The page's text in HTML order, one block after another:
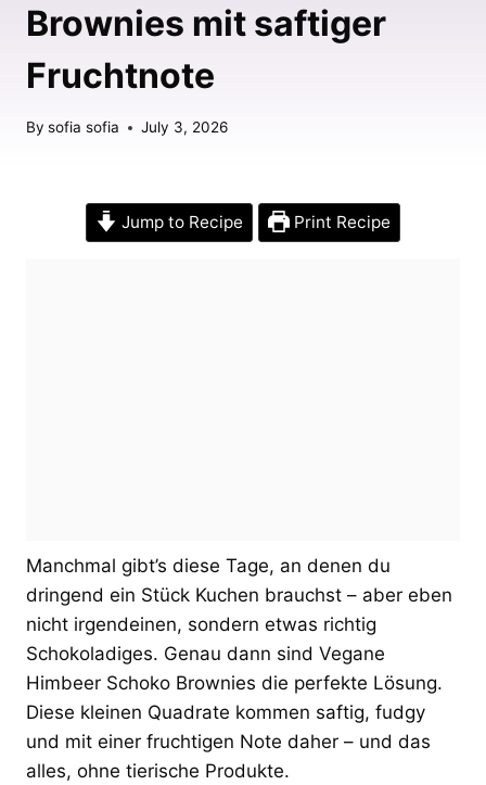
Brownies mit saftiger
Fruchtnote
By sofia sofia July 3, 2026
Jump to Recipe Print Recipe
Manchmal gibt’s diese Tage, an denen du
dringend ein Stück Kuchen brauchst – aber eben
nicht irgendeinen, sondern etwas richtig
Schokoladiges. Genau dann sind Vegane
Himbeer Schoko Brownies die perfekte Lösung.
Diese kleinen Quadrate kommen saftig, fudgy
und mit einer fruchtigen Note daher – und das
alles, ohne tierische Produkte.